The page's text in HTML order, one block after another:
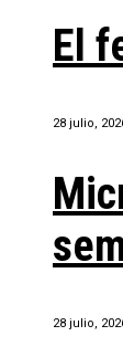
El
28 julio,
28 julio,